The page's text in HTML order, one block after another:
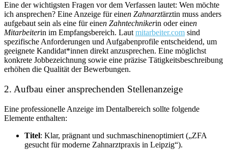
Eine der wichtigsten Fragen vor dem Verfassen lautet: Wen möchte
ich ansprechen? Eine Anzeige für einen Zahnarztärztin muss anders
aufgebaut sein als eine für einen Zahntechnikerin oder einen
Mitarbeiterin im Empfangsbereich. Lautmitarbeiter.com sind
spezifische Anforderungen und Aufgabenprofile entscheidend, um
geeignete Kandidat*innen direkt anzusprechen. Eine möglichst
konkrete Jobbezeichnung sowie eine präzise Tätigkeitsbeschreibung
erhöhen die Qualität der Bewerbungen.
2. Aufbau einer ansprechenden Stellenanzeige
Eine professionelle Anzeige im Dentalbereich sollte folgende
Elemente enthalten:
Titel: Klar, prägnant und suchmaschinenoptimiert („ZFA
gesucht für moderne Zahnarztpraxis in Leipzig“).